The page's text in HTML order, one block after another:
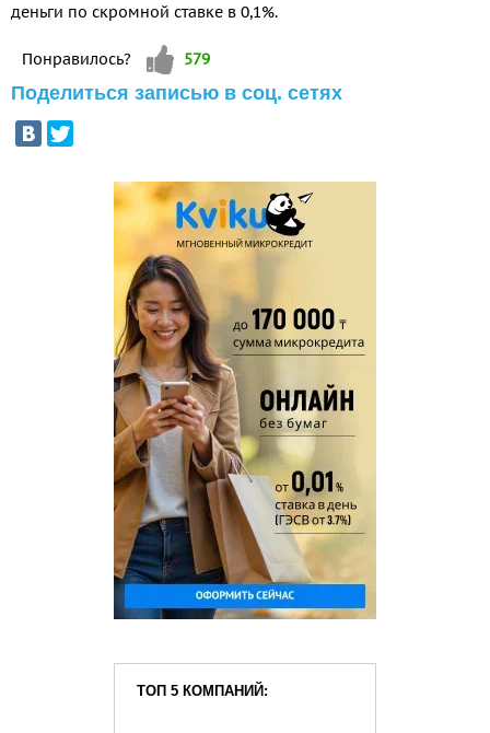
деньги по скромной ставке в 0,1%.
Понравилось? Vote up!
579
Поделиться записью в соц. сетях
ТОП 5 КОМПАНИЙ: